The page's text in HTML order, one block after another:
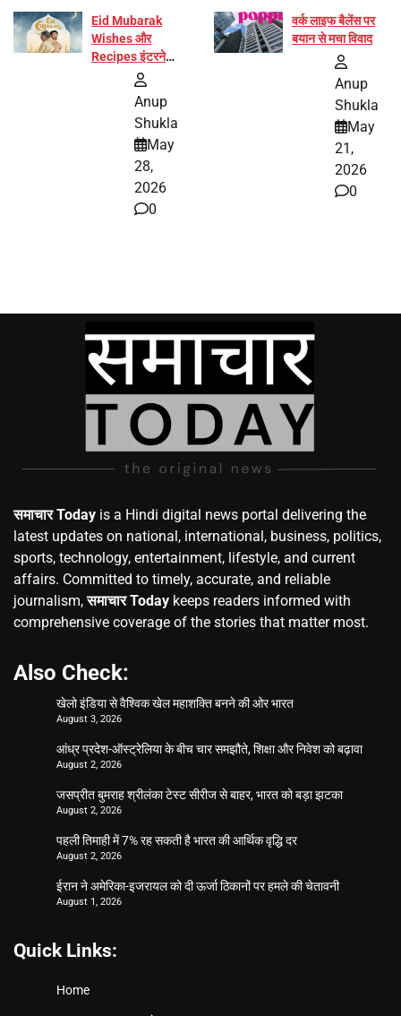
Eid Mubarak
Wishes और
Recipes इंटरनेट
पर हुईं वायरल
Anup
Shukla
May
28,
2026
0
वर्क लाइफ बैलेंस पर
बयान से मचा विवाद
Anup
Shukla
May
21,
2026
0
समाचार Today is a Hindi digital news portal delivering the
latest updates on national, international, business, politics,
sports, technology, entertainment, lifestyle, and current
affairs. Committed to timely, accurate, and reliable
journalism,समाचार Today keeps readers informed with
comprehensive coverage of the stories that matter most.
Also Check:
खेलो इंडिया से वैश्विक खेल महाशक्ति बनने की ओर भारत
August 3, 2026
आंध्र प्रदेश-ऑस्ट्रेलिया के बीच चार समझौते, शिक्षा और निवेश को बढ़ावा
August 2, 2026
जसप्रीत बुमराह श्रीलंका टेस्ट सीरीज से बाहर, भारत को बड़ा झटका
August 2, 2026
पहली तिमाही में 7% रह सकती है भारत की आर्थिक वृद्धि दर
August 2, 2026
ईरान ने अमेरिका-इजरायल को दी ऊर्जा ठिकानों पर हमले की चेतावनी
August 1, 2026
Quick Links:
Home